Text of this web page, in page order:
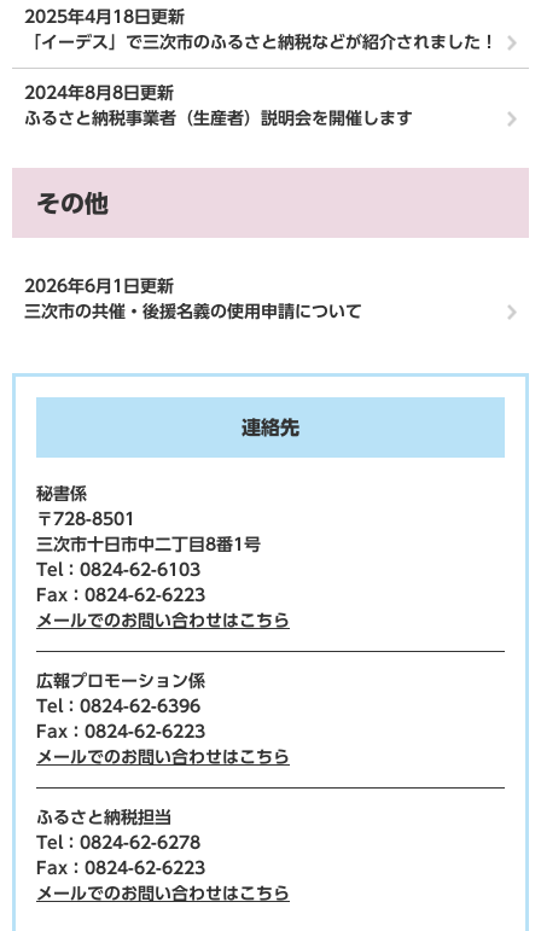
2025年4月18日更新
「イーデス」で三次市のふるさと納税などが紹介されました！
2024年8月8日更新
ふるさと納税事業者（生産者）説明会を開催します
その他
2026年6月1日更新
三次市の共催・後援名義の使用申請について
連絡先
秘書係
〒728-8501
三次市十日市中二丁目8番1号
Tel：0824-62-6103
Fax：0824-62-6223
メールでのお問い合わせはこちら
広報プロモーション係
Tel：0824-62-6396
Fax：0824-62-6223
メールでのお問い合わせはこちら
ふるさと納税担当
Tel：0824-62-6278
Fax：0824-62-6223
メールでのお問い合わせはこちら